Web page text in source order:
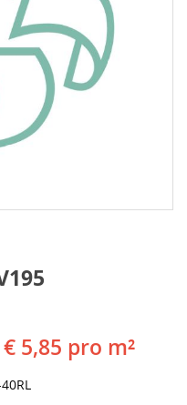
€ 5,85 pro m²